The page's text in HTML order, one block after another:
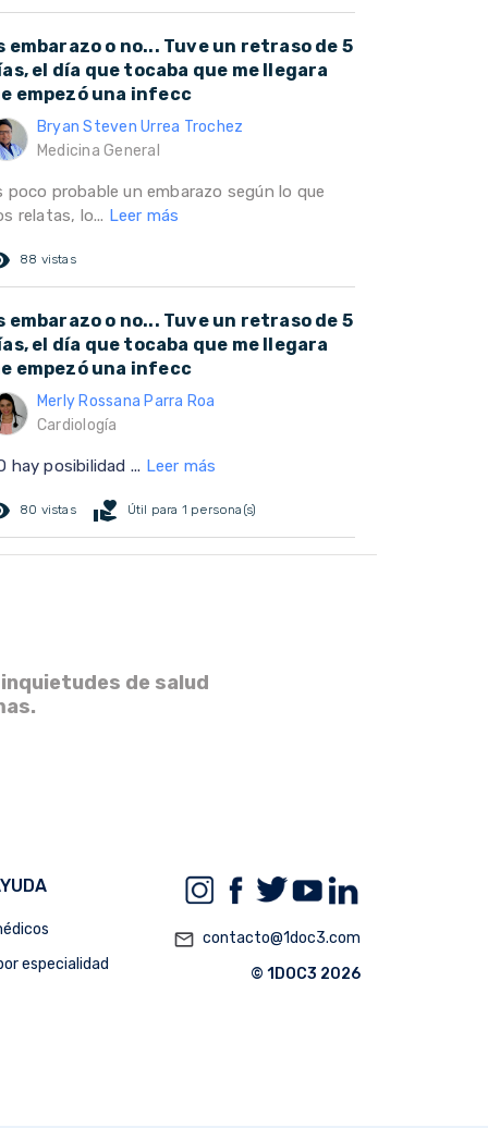
embarazo o no... Tuve un retraso de 5
el día que tocaba que me llegara
empezó una infecc
Bryan Steven Urrea Trochez
Medicina General
poco probable un embarazo según lo que
relatas, lo... Leer más
88 vistas
embarazo o no... Tuve un retraso de 5
el día que tocaba que me llegara
empezó una infecc
Merly Rossana Parra Roa
Cardiología
hay posibilidad ... Leer más
80 vistas volunteer_activism Útil para 1 persona(s)
de salud
especialidad
mail_outline contacto@1doc3.com
© 1DOC3 2026